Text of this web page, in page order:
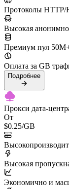
Протоколы HTTP/
Высокая
Премиум пул
Оплата за GB
Подробнее
Прокси дата-
От
$0.25/GB
Высокая
Экономично и